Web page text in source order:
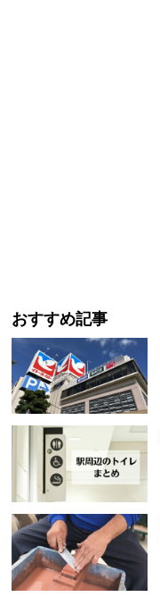
おすすめ記事